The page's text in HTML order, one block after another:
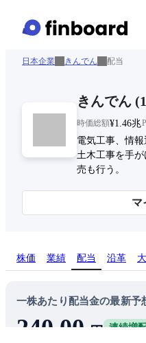
日本企業 きんでん 配当
きんでん (
時価総額¥1.46兆
電気工事、情
土木工事を手
売も行う。
マ
株価 業績 配当 沿革
一株あたり配当金の最新予
240.00 円 連続増